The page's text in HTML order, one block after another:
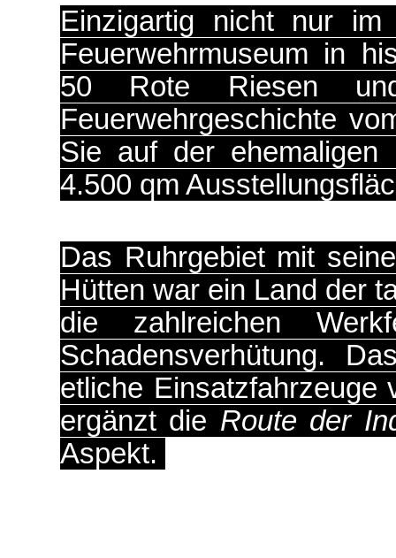
Einzigartig nicht nur im
Feuerwehrmuseum in
50 Rote Riesen
Feuerwehrgeschichte
Sie auf der ehemaligen
4.500 qm
Das Ruhrgebiet mit
Hütten war ein Land der
die zahlreichen
Schadensverhütung.
etliche Einsatzfahrzeuge
ergänzt die Route der
Aspekt.